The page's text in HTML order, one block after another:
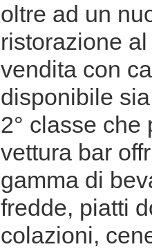
oltre ad un
ristorazione
vendita con
disponibile
2° classe che
vettura bar
gamma di
fredde, piatti
colazioni,